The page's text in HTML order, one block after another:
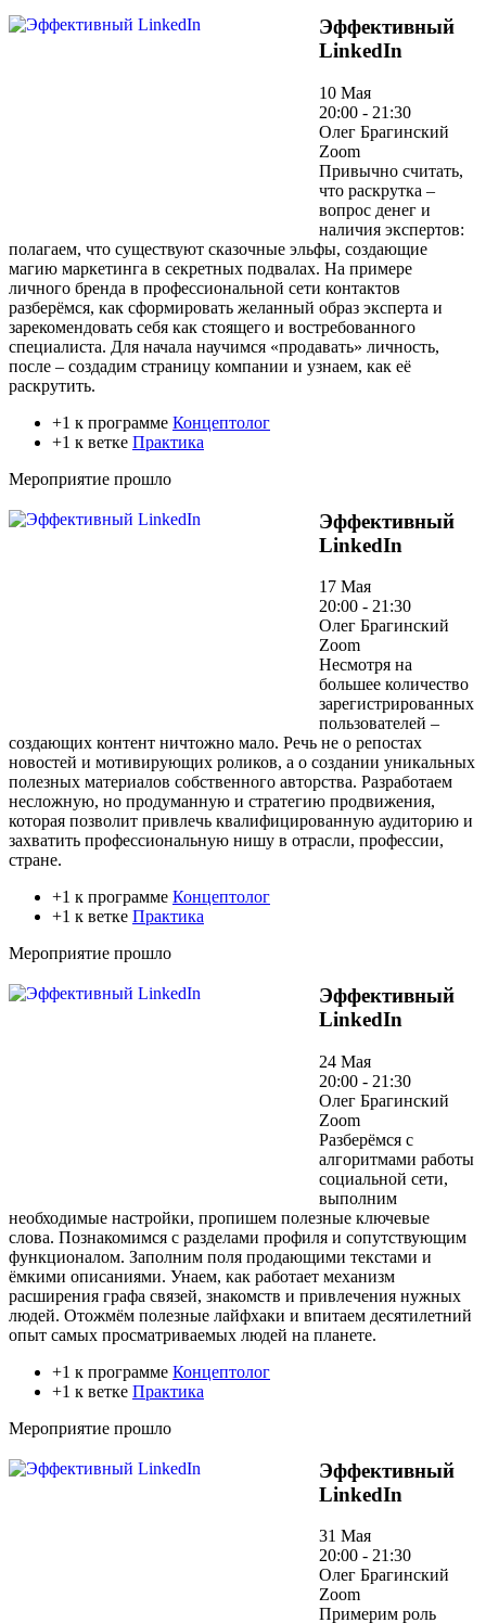
Эффективный
LinkedIn
10 Мая
20:00 - 21:30
Олег Брагинский
Zoom
Привычно считать,
что раскрутка –
вопрос денег и
наличия экспертов:
полагаем, что существуют сказочные эльфы, создающие
магию маркетинга в секретных подвалах. На примере
личного бренда в профессиональной сети контактов
разберёмся, как сформировать желанный образ эксперта и
зарекомендовать себя как стоящего и востребованного
специалиста. Для начала научимся «продавать» личность,
после – создадим страницу компании и узнаем, как её
раскрутить.
+1 к программе Концептолог
+1 к ветке Практика
Мероприятие прошло
Эффективный
LinkedIn
17 Мая
20:00 - 21:30
Олег Брагинский
Zoom
Несмотря на
большее количество
зарегистрированных
пользователей –
создающих контент ничтожно мало. Речь не о репостах
новостей и мотивирующих роликов, а о создании уникальных
полезных материалов собственного авторства. Разработаем
несложную, но продуманную и стратегию продвижения,
которая позволит привлечь квалифицированную аудиторию и
захватить профессиональную нишу в отрасли, профессии,
стране.
+1 к программе Концептолог
+1 к ветке Практика
Мероприятие прошло
Эффективный
LinkedIn
24 Мая
20:00 - 21:30
Олег Брагинский
Zoom
Разберёмся с
алгоритмами работы
социальной сети,
выполним
необходимые настройки, пропишем полезные ключевые
слова. Познакомимся с разделами профиля и сопутствующим
функционалом. Заполним поля продающими текстами и
ёмкими описаниями. Унаем, как работает механизм
расширения графа связей, знакомств и привлечения нужных
людей. Отожмём полезные лайфхаки и впитаем десятилетний
опыт самых просматриваемых людей на планете.
+1 к программе Концептолог
+1 к ветке Практика
Мероприятие прошло
Эффективный
LinkedIn
31 Мая
20:00 - 21:30
Олег Брагинский
Zoom
Примерим роль